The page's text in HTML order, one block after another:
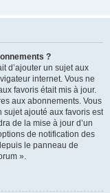
?
d’ajouter un sujet aux
internet. Vous ne
favoris était mis à jour.
aux abonnements. Vous
sujet ajouté aux favoris est
de la mise à jour d’un
de notification des
le panneau de
».